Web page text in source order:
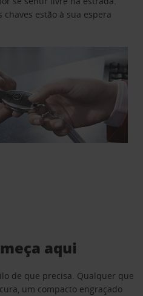
estão à sua espera
aqui
de que precisa. Qualquer que
um compacto engraçado